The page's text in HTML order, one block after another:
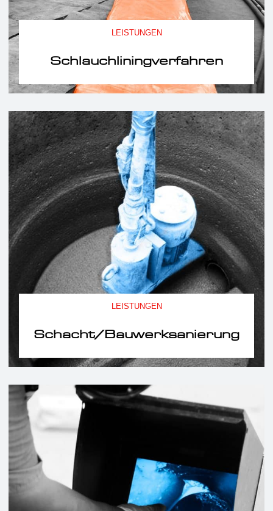
LEISTUNGEN
Schlauchliningverfahren
LEISTUNGEN
Schacht/Bauwerksanierung